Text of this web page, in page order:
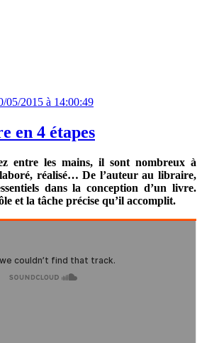
05/2015 à 14:00:49
en 4 étapes
entre les mains, il sont nombreux à
réalisé… De l’auteur au libraire,
dans la conception d’un livre.
et la tâche précise qu’il accomplit.